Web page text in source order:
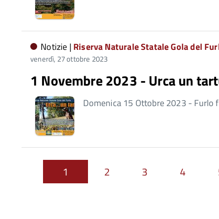
Notizie | Riserva Naturale Statale Gola del
venerdì, 27 ottobre 2023
1 Novembre 2023 - Urca un
Domenica 15 Ottobre 2023 - Furlo
1 2 3 4